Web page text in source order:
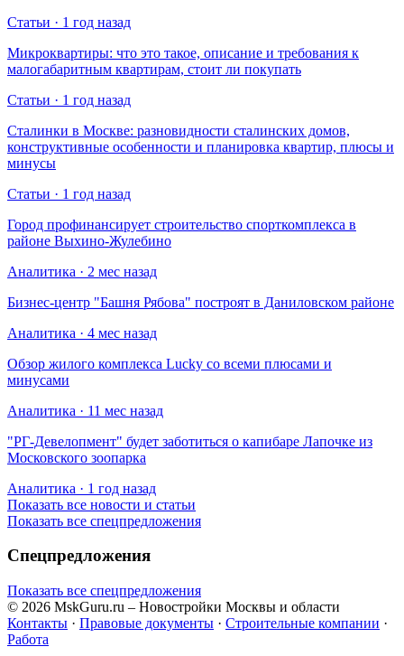
Статьи · 1 год назад
Микроквартиры: что это такое, описание и требования к
малогабаритным квартирам, стоит ли покупать
Статьи · 1 год назад
Сталинки в Москве: разновидности сталинских домов,
конструктивные особенности и планировка квартир, плюсы и
минусы
Статьи · 1 год назад
Город профинансирует строительство спорткомплекса в
районе Выхино-Жулебино
Аналитика · 2 мес назад
Бизнес-центр "Башня Рябова" построят в Даниловском районе
Аналитика · 4 мес назад
Обзор жилого комплекса Lucky со всеми плюсами и
минусами
Аналитика · 11 мес назад
​"РГ-Девелопмент" будет заботиться о капибаре Лапочке из
Московского зоопарка
Аналитика · 1 год назад
Показать все новости и статьи
Показать все спецпредложения
Спецпредложения
Показать все спецпредложения
© 2026 MskGuru.ru – Новостройки Москвы и области
Контакты · Правовые документы · Строительные компании ·
Работа